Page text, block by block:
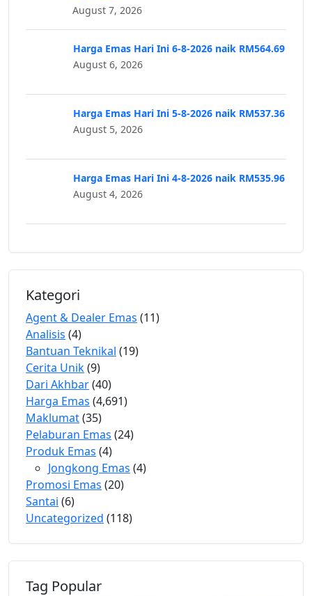
August 7, 2026
Harga Emas Hari Ini 6-8-2026 naik RM564.69
August 6, 2026
Harga Emas Hari Ini 5-8-2026 naik RM537.36
August 5, 2026
Harga Emas Hari Ini 4-8-2026 naik RM535.96
August 4, 2026
Kategori
Agent & Dealer Emas (11)
Analisis (4)
Bantuan Teknikal (19)
Cerita Unik(9)
Dari Akhbar(40)
Harga Emas (4,691)
Maklumat(35)
Pelaburan Emas (24)
Produk Emas (4)
Jongkong Emas (4)
Promosi Emas (20)
Santai (6)
Uncategorized (118)
Tag Popular